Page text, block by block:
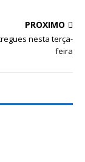
PRÓXIMO
nesta terça-
feira